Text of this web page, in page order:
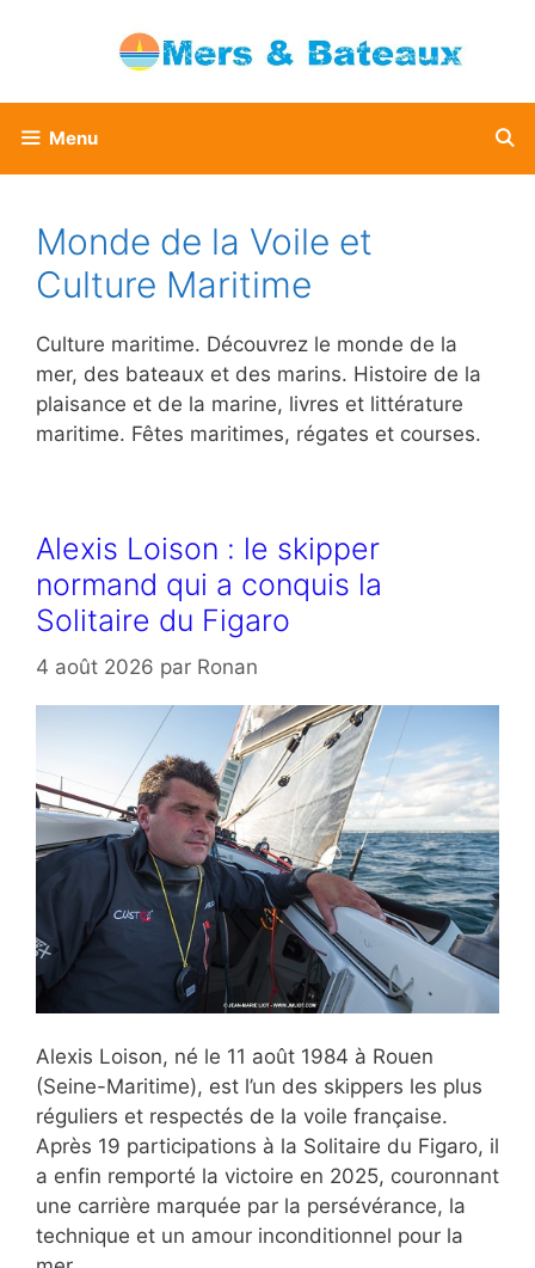
Menu
Monde de la Voile et
Culture Maritime
Culture maritime. Découvrez le monde de la
mer, des bateaux et des marins. Histoire de la
plaisance et de la marine, livres et littérature
maritime. Fêtes maritimes, régates et courses.
Alexis Loison : le skipper
normand qui a conquis la
Solitaire du Figaro
4 août 2026 par Ronan
Alexis Loison, né le 11 août 1984 à Rouen
(Seine-Maritime), est l’un des skippers les plus
réguliers et respectés de la voile française.
Après 19 participations à la Solitaire du Figaro, il
a enfin remporté la victoire en 2025, couronnant
une carrière marquée par la persévérance, la
technique et un amour inconditionnel pour la